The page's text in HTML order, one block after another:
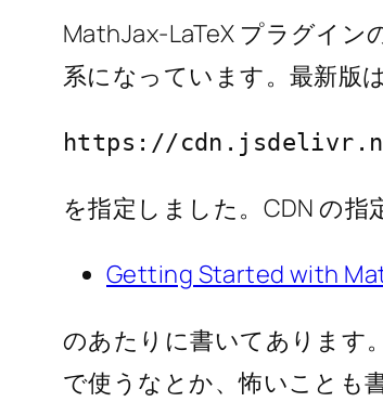
MathJax-LaTeX プラグイン
系になっています。最新版
https://
を指定しました。CDN の指
Getting Started with
のあたりに書いてあります
で使うなとか、怖いことも